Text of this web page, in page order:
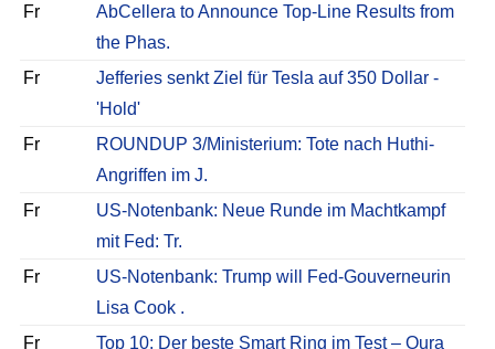
Fr
AbCellera to Announce Top-Line Results from
the Phas.
Fr
Jefferies senkt Ziel für Tesla auf 350 Dollar -
'Hold'
Fr
ROUNDUP 3/Ministerium: Tote nach Huthi-
Angriffen im J.
Fr
US-Notenbank: Neue Runde im Machtkampf
mit Fed: Tr.
Fr
US-Notenbank: Trump will Fed-Gouverneurin
Lisa Cook .
Fr
Top 10: Der beste Smart Ring im Test – Oura